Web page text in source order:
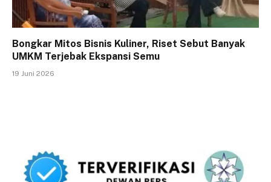
Bongkar Mitos Bisnis Kuliner, Riset Sebut Banyak
UMKM Terjebak Ekspansi Semu
19 Juni 2026